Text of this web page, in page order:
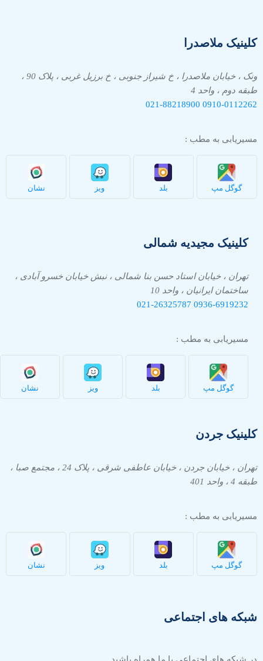
کلینیک ملاصدرا
ونک ، خیابان ملاصدرا ، خ شیراز جنوبی ، خ برزیل غربی ، پلاک 90 ،
طبقه دوم ، واحد 4
0910-0112262
021-88218900
مسیریابی به مطب :
گوگل مپ بلد ویز نشان
کلینیک مجیدیه شمالی
تهران ، خیابان استاد حسن بنا شمالی ، نبش خیابان خسرو آبادی ،
ساختمان ایرانیان ، واحد 10
0936-6919232
021-26325787
مسیریابی به مطب :
گوگل مپ بلد ویز نشان
کلینیک جردن
تهران ، خیابان جردن ، خیابان عاطفی شرقی ، پلاک 24 ، مجتمع صبا ،
طبقه 4 ، واحد 401
مسیریابی به مطب :
گوگل مپ بلد ویز نشان
شبکه های اجتماعی
در شبکه های اجتماعی با ما همراه باشید